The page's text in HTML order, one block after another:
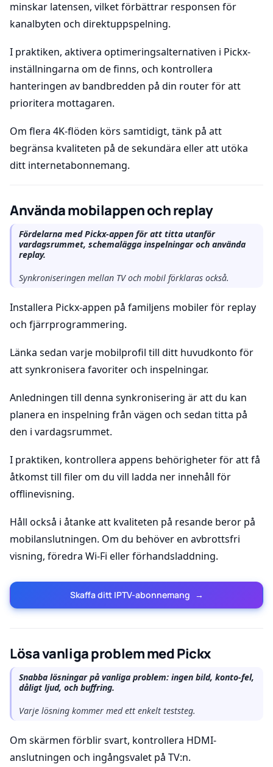
minskar latensen, vilket förbättrar responsen för
kanalbyten och direktuppspelning.
I praktiken, aktivera optimeringsalternativen i Pickx-
inställningarna om de finns, och kontrollera
hanteringen av bandbredden på din router för att
prioritera mottagaren.
Om flera 4K-flöden körs samtidigt, tänk på att
begränsa kvaliteten på de sekundära eller att utöka
ditt internetabonnemang.
Använda mobilappen och replay
Fördelarna med Pickx-appen för att titta utanför
vardagsrummet, schemalägga inspelningar och använda
replay.
Synkroniseringen mellan TV och mobil förklaras också.
Installera Pickx-appen på familjens mobiler för replay
och fjärrprogrammering.
Länka sedan varje mobilprofil till ditt huvudkonto för
att synkronisera favoriter och inspelningar.
Anledningen till denna synkronisering är att du kan
planera en inspelning från vägen och sedan titta på
den i vardagsrummet.
I praktiken, kontrollera appens behörigheter för att få
åtkomst till filer om du vill ladda ner innehåll för
offlinevisning.
Håll också i åtanke att kvaliteten på resande beror på
mobilanslutningen. Om du behöver en avbrottsfri
visning, föredra Wi-Fi eller förhandsladdning.
Skaffa ditt IPTV-abonnemang →
Lösa vanliga problem med Pickx
Snabba lösningar på vanliga problem: ingen bild, konto-fel,
dåligt ljud, och buffring.
Varje lösning kommer med ett enkelt teststeg.
Om skärmen förblir svart, kontrollera HDMI-
anslutningen och ingångsvalet på TV:n.